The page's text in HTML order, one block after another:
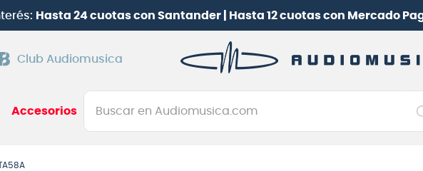
Hasta 24 cuotas con Santander | Hasta 12 cuotas con Mercado
Club Audiomusica
Accesorios
Buscar en Audiomusica.com